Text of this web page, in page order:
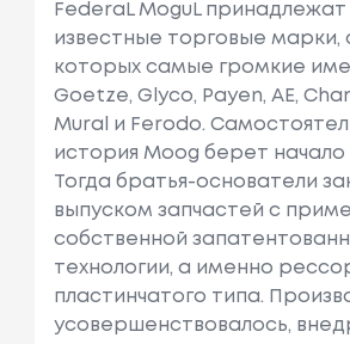
FederaL MoguL
известные торговые марки,
которых самые громкие
Goetzе, Glycо, Payеn, АЕ,
Mural и Ferodо.
история Moog берет начало в
Тогда братья-основатели
выпуском запчастей с
собственной
технологии, а именно
пластинчатого типа.
усовершенствовалось,